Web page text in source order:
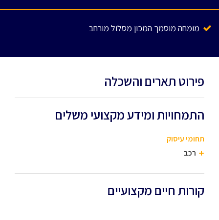
מומחה מוסמך המכון מסלול מורחב
פירוט תארים והשכלה
התמחויות ומידע מקצועי משלים
תחומי עיסוק
רכב
קורות חיים מקצועיים